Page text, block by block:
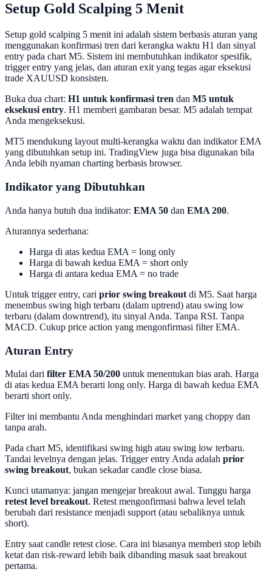
Setup Gold Scalping 5 Menit
Setup gold scalping 5 menit ini adalah sistem berbasis aturan yang
menggunakan konfirmasi tren dari kerangka waktu H1 dan sinyal
entry pada chart M5. Sistem ini membutuhkan indikator spesifik,
trigger entry yang jelas, dan aturan exit yang tegas agar eksekusi
trade XAUUSD konsisten.
Buka dua chart: H1 untuk konfirmasi tren dan M5 untuk
eksekusi entry. H1 memberi gambaran besar. M5 adalah tempat
Anda mengeksekusi.
MT5 mendukung layout multi-kerangka waktu dan indikator EMA
yang dibutuhkan setup ini. TradingView juga bisa digunakan bila
Anda lebih nyaman charting berbasis browser.
Indikator yang Dibutuhkan
Anda hanya butuh dua indikator: EMA 50 dan EMA 200.
Aturannya sederhana:
Harga di atas kedua EMA = long only
Harga di bawah kedua EMA = short only
Harga di antara kedua EMA = no trade
Untuk trigger entry, cari prior swing breakout di M5. Saat harga
menembus swing high terbaru (dalam uptrend) atau swing low
terbaru (dalam downtrend), itu sinyal Anda. Tanpa RSI. Tanpa
MACD. Cukup price action yang mengonfirmasi filter EMA.
Aturan Entry
Mulai dari filter EMA 50/200 untuk menentukan bias arah. Harga
di atas kedua EMA berarti long only. Harga di bawah kedua EMA
berarti short only.
Filter ini membantu Anda menghindari market yang choppy dan
tanpa arah.
Pada chart M5, identifikasi swing high atau swing low terbaru.
Tandai levelnya dengan jelas. Trigger entry Anda adalah prior
swing breakout, bukan sekadar candle close biasa.
Kunci utamanya: jangan mengejar breakout awal. Tunggu harga
retest level breakout. Retest mengonfirmasi bahwa level telah
berubah dari resistance menjadi support (atau sebaliknya untuk
short).
Entry saat candle retest close. Cara ini biasanya memberi stop lebih
ketat dan risk-reward lebih baik dibanding masuk saat breakout
pertama.